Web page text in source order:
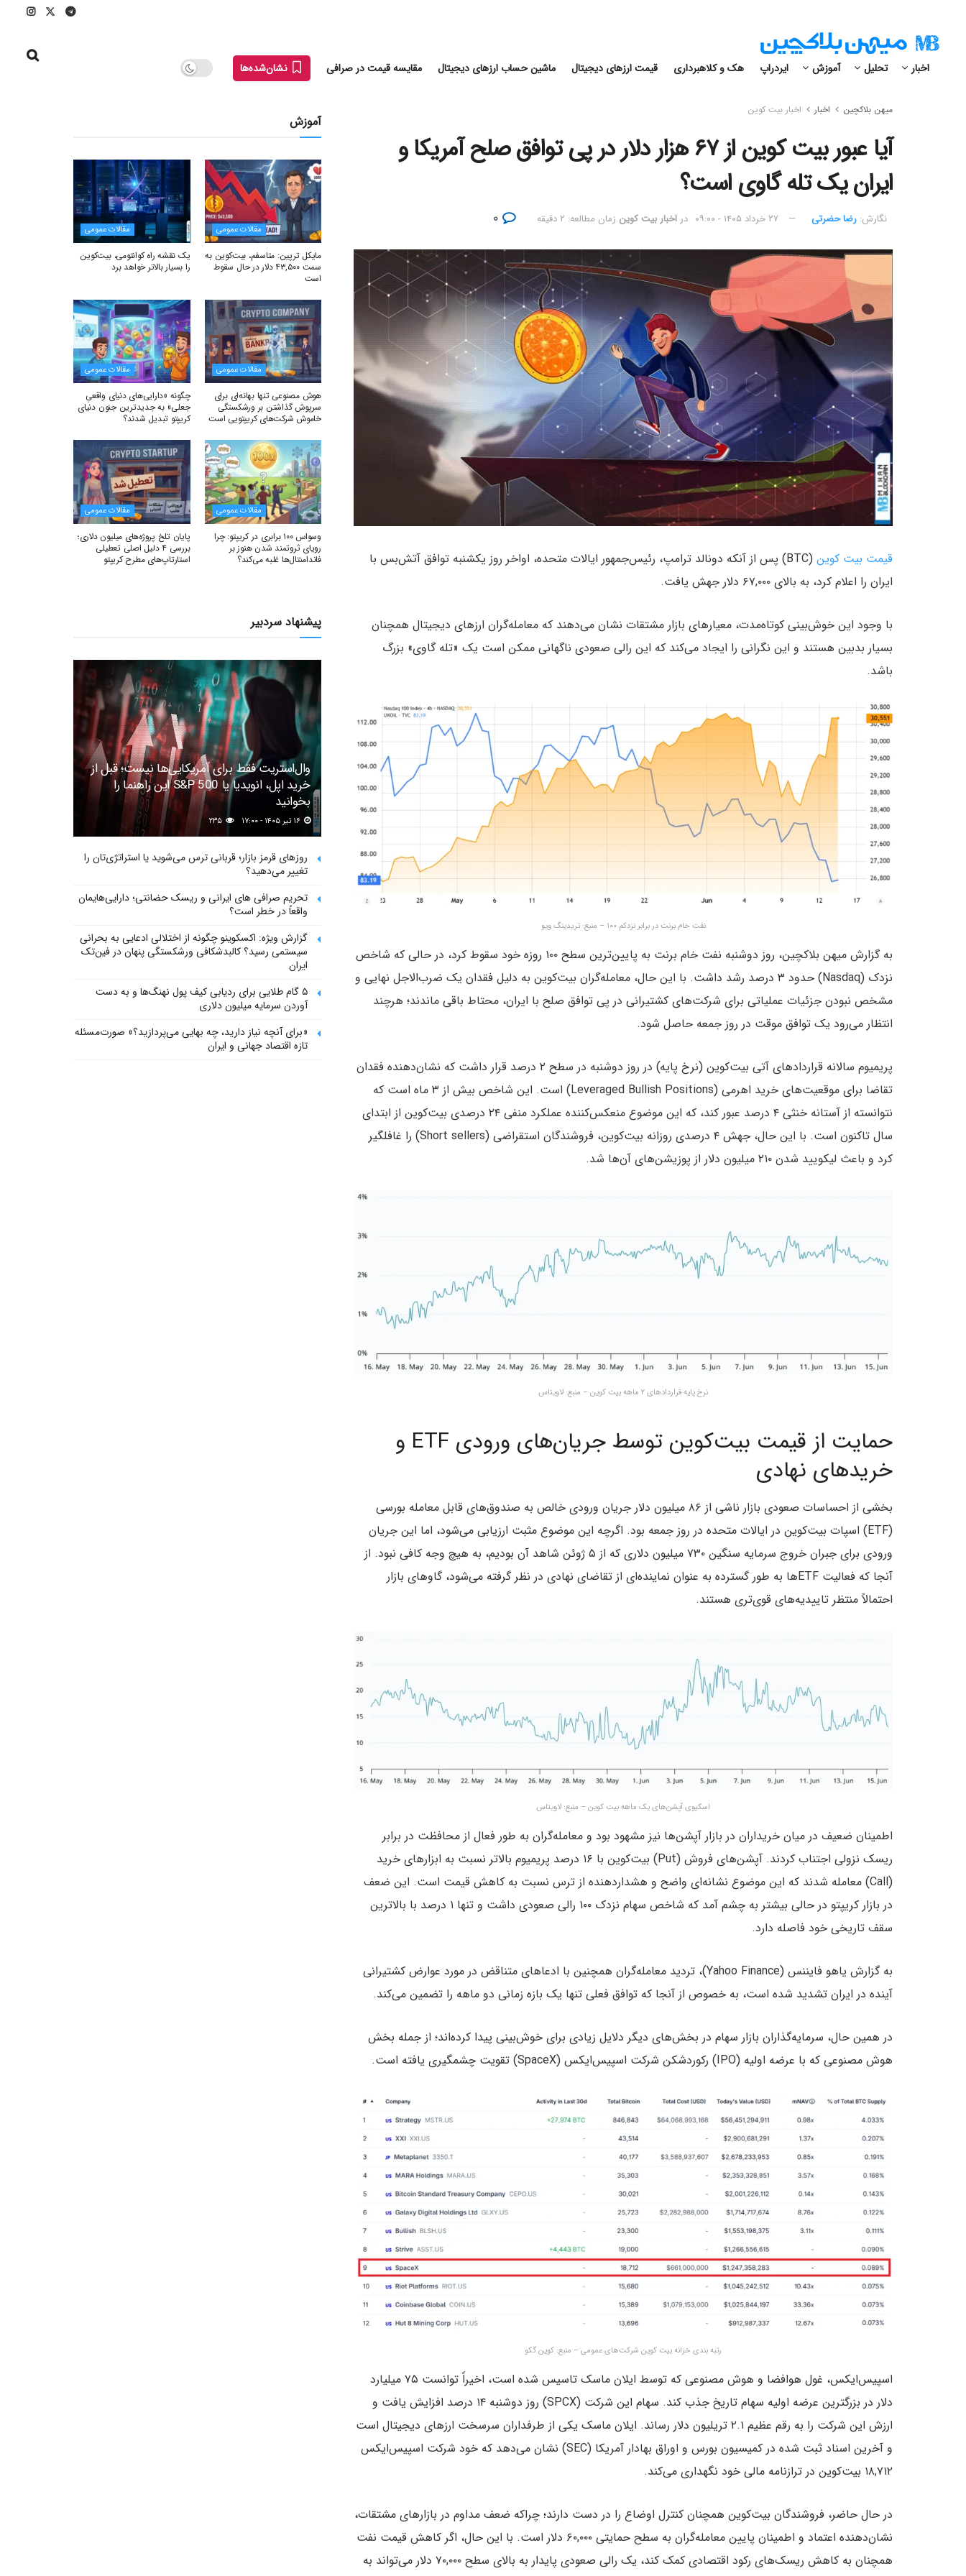
اخبار تحلیل آموزش ایردراپ هک و کلاهبرداری قیمت ارزهای دیجیتال ماشین حساب ارزهای دیجیتال مقایسه قیمت در صرافی نشان‌شده‌ها
میهن بلاکچین اخبار اخبار بیت کوین
آیا عبور بیت کوین از ۶۷ هزار دلار در پی توافق صلح آمریکا و
ایران یک تله گاوی است؟
نگارش:‌ رضا حضرتی ۲۷ خرداد ۱۴۰۵ - ۰۹:۰۰ در اخبار بیت کوین زمان مطالعه: ۲ دقیقه
قیمت بیت کوین
(BTC) پس از آنکه دونالد ترامپ، رئیس‌جمهور ایالات متحده، اواخر روز یکشنبه توافق آتش‌بس با
ایران را اعلام کرد، به بالای ۶۷,۰۰۰ دلار جهش یافت.
با وجود این خوش‌بینی کوتاه‌مدت، معیارهای بازار مشتقات نشان می‌دهند که معامله‌گران ارزهای دیجیتال همچنان
بسیار بدبین هستند و این نگرانی را ایجاد می‌کند که این رالی صعودی ناگهانی ممکن است یک «تله گاوی» بزرگ
باشد.
نفت خام برنت در برابر نزدکم ۱۰۰ – منبع: تریدینگ ویو
به گزارش میهن بلاکچین، روز دوشنبه نفت خام برنت به پایین‌ترین سطح ۱۰۰ روزه خود سقوط کرد، در حالی که شاخص
نزدک (Nasdaq) حدود ۳ درصد رشد داشت. با این حال، معامله‌گران بیت‌کوین به دلیل فقدان یک ضرب‌الاجل نهایی و
مشخص نبودن جزئیات عملیاتی برای شرکت‌های کشتیرانی در پی توافق صلح با ایران، محتاط باقی ماندند؛ هرچند
انتظار می‌رود یک توافق موقت در روز جمعه حاصل شود.
پریمیوم سالانه قراردادهای آتی بیت‌کوین (نرخ پایه) در روز دوشنبه در سطح ۲ درصد قرار داشت که نشان‌دهنده فقدان
تقاضا برای موقعیت‌های خرید اهرمی (Leveraged Bullish Positions) است. این شاخص بیش از ۳ ماه است که
نتوانسته از آستانه خنثی ۴ درصد عبور کند، که این موضوع منعکس‌کننده عملکرد منفی ۲۴ درصدی بیت‌کوین از ابتدای
سال تاکنون است. با این حال، جهش ۴ درصدی روزانه بیت‌کوین، فروشندگان استقراضی (Short sellers) را غافلگیر
کرد و باعث لیکویید شدن ۲۱۰ میلیون دلار از پوزیشن‌های آن‌ها شد.
نرخ پایه قراردادهای ۲ ماهه بیت کوین – منبع: لاویتاس
حمایت از قیمت بیت‌کوین توسط جریان‌های ورودی ETF و
خریدهای نهادی
بخشی از احساسات صعودی بازار ناشی از ۸۶ میلیون دلار جریان ورودی خالص به صندوق‌های قابل معامله بورسی
(ETF) اسپات بیت‌کوین در ایالات متحده در روز جمعه بود. اگرچه این موضوع مثبت ارزیابی می‌شود، اما این جریان
ورودی برای جبران خروج سرمایه سنگین ۷۳۰ میلیون دلاری که از ۵ ژوئن شاهد آن بودیم، به هیچ وجه کافی نبود. از
آنجا که فعالیت ETFها به طور گسترده به عنوان نماینده‌ای از تقاضای نهادی در نظر گرفته می‌شود، گاوهای بازار
احتمالاً منتظر تاییدیه‌های قوی‌تری هستند.
اسکیوی آپشن‌های یک ماهه بیت کوین – منبع: لاویتاس
اطمینان ضعیف در میان خریداران در بازار آپشن‌ها نیز مشهود بود و معامله‌گران به طور فعال از محافظت در برابر
ریسک نزولی اجتناب کردند. آپشن‌های فروش (Put) بیت‌کوین با ۱۶ درصد پریمیوم بالاتر نسبت به ابزارهای خرید
(Call) معامله شدند که این موضوع نشانه‌ای واضح و هشداردهنده از ترس نسبت به کاهش قیمت است. این ضعف
در بازار کریپتو در حالی بیشتر به چشم آمد که شاخص سهام نزدک ۱۰۰ رالی صعودی داشت و تنها ۱ درصد با بالاترین
سقف تاریخی خود فاصله دارد.
به گزارش یاهو فایننس (Yahoo Finance)، تردید معامله‌گران همچنین با ادعاهای متناقض در مورد عوارض کشتیرانی
آینده در ایران تشدید شده است، به خصوص از آنجا که توافق فعلی تنها یک بازه زمانی دو ماهه را تضمین می‌کند.
در همین حال، سرمایه‌گذاران بازار سهام در بخش‌های دیگر دلایل زیادی برای خوش‌بینی پیدا کرده‌اند؛ از جمله بخش
هوش مصنوعی که با عرضه اولیه (IPO) رکوردشکن شرکت اسپیس‌ایکس (SpaceX) تقویت چشمگیری یافته است.
رتبه بندی خزانه بیت کوین شرکت‌های عمومی – منبع: کوین گکو
اسپیس‌ایکس، غول هوافضا و هوش مصنوعی که توسط ایلان ماسک تاسیس شده است، اخیراً توانست ۷۵ میلیارد
دلار در بزرگترین عرضه اولیه سهام تاریخ جذب کند. سهام این شرکت (SPCX) روز دوشنبه ۱۴ درصد افزایش یافت و
ارزش این شرکت را به رقم عظیم ۲.۱ تریلیون دلار رساند. ایلان ماسک یکی از طرفداران سرسخت ارزهای دیجیتال است
و آخرین اسناد ثبت شده در کمیسیون بورس و اوراق بهادار آمریکا (SEC) نشان می‌دهد که خود شرکت اسپیس‌ایکس
۱۸,۷۱۲ بیت‌کوین در ترازنامه مالی خود نگهداری می‌کند.
در حال حاضر، فروشندگان بیت‌کوین همچنان کنترل اوضاع را در دست دارند؛ چراکه ضعف مداوم در بازارهای مشتقات،
نشان‌دهنده اعتماد و اطمینان پایین معامله‌گران به سطح حمایتی ۶۰,۰۰۰ دلار است. با این حال، اگر کاهش قیمت نفت
همچنان به کاهش ریسک‌های رکود اقتصادی کمک کند، یک رالی صعودی پایدار به بالای سطح ۷۰,۰۰۰ دلار می‌تواند به
آموزش
مقالات عمومی
مایکل ترپین: متاسفم، بیت‌کوین به
سمت ۴۳,۵۰۰ دلار در حال سقوط
است
مقالات عمومی
یک نقشه راه کوانتومی، بیت‌کوین
را بسیار بالاتر خواهد برد
مقالات عمومی
هوش مصنوعی تنها بهانه‌ای برای
سرپوش گذاشتن بر ورشکستگی
خاموش شرکت‌های کریپتویی است
مقالات عمومی
چگونه «دارایی‌های دنیای واقعیِ
جعلی» به جدیدترین جنون دنیای
کریپتو تبدیل شدند؟
مقالات عمومی
وسواس ۱۰۰ برابری در کریپتو: چرا
رویای ثروتمند شدن هنوز بر
فاندامنتال‌ها غلبه می‌کند؟
مقالات عمومی
پایان تلخ پروژه‌های میلیون دلاری؛
بررسی ۴ دلیل اصلی تعطیلی
استارتاپ‌های مطرح کریپتو
پیشنهاد سردبیر
وال‌استریت فقط برای آمریکایی‌ها نیست؛ قبل از
خرید اپل، انویدیا یا S&P 500 این راهنما را
بخوانید
روزهای قرمز بازار؛ قربانی ترس می‌شوید یا استراتژی‌تان را
تغییر می‌دهید؟
تحریم صرافی های ایرانی و ریسک حضانتی؛ دارایی‌هایمان
واقعاً در خطر است؟
گزارش ویژه: اکسکوینو چگونه از اختلالی ادعایی به بحرانی
سیستمی رسید؟ کالبدشکافی ورشکستگی پنهان در فین‌تک
ایران
۵ گام طلایی برای ردیابی کیف پول‌ نهنگ‌ها و به دست
آوردن سرمایه میلیون دلاری
«برای آنچه نیاز دارید، چه بهایی می‌پردازید؟» صورت‌مسئله
تازه اقتصاد جهانی و ایران